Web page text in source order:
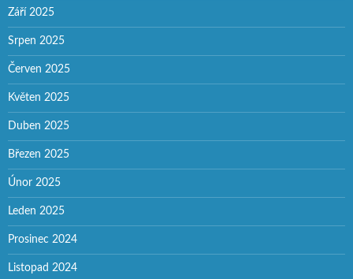
Září 2025
Srpen 2025
Červen 2025
Květen 2025
Duben 2025
Březen 2025
Únor 2025
Leden 2025
Prosinec 2024
Listopad 2024